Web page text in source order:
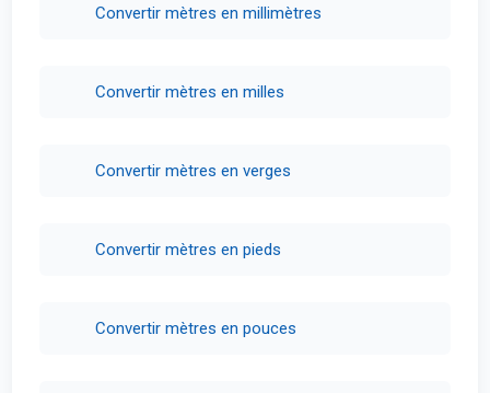
Convertir mètres en millimètres
Convertir mètres en milles
Convertir mètres en verges
Convertir mètres en pieds
Convertir mètres en pouces